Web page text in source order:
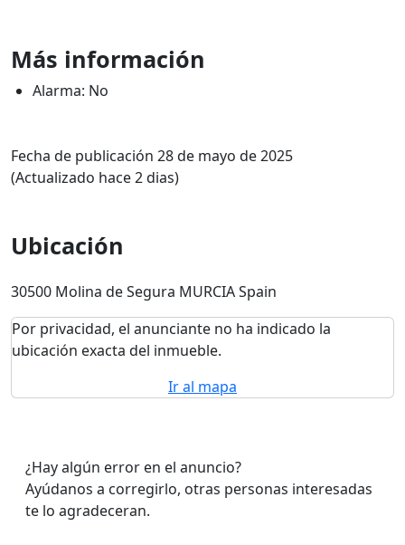
Más información
Alarma: No
Fecha de publicación 28 de mayo de 2025
(Actualizado hace 2 dias)
Ubicación
30500 Molina de Segura MURCIA Spain
Por privacidad, el anunciante no ha indicado la
ubicación exacta del inmueble.
Ir al mapa
¿Hay algún error en el anuncio?
Ayúdanos a corregirlo, otras personas interesadas
te lo agradeceran.